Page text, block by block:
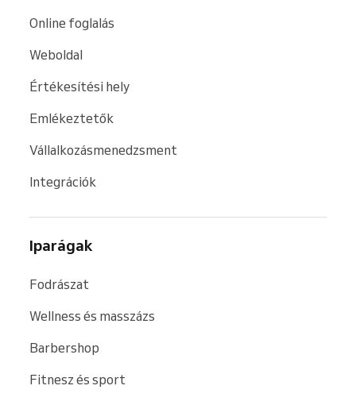
Online foglalás
Weboldal
Értékesítési hely
Emlékeztetők
Vállalkozásmenedzsment
Integrációk
Iparágak
Fodrászat
Wellness és masszázs
Barbershop
Fitnesz és sport